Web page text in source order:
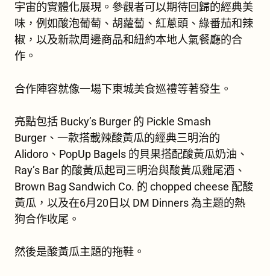
宇宙的實體化展現。參觀者可以期待回歸的經典美
味，例如酸泡葡萄、胡蘿蔔、紅蔥頭、綠番茄和辣
椒，以及新款周邊商品和紐約本地人氣餐廳的合
作。
合作陣容就像一場下東城美食巡禮等著發生。
亮點包括 Bucky’s Burger 的 Pickle Smash
Burger、一款搭載辣酸黃瓜的經典三明治的
Alidoro、PopUp Bagels 的貝果搭配酸黃瓜奶油、
Ray’s Bar 的酸黃瓜起司三明治與酸黃瓜雞尾酒、
Brown Bag Sandwich Co. 的 chopped cheese 配酸
黃瓜，以及在6月20日以 DM Dinners 為主題的熱
狗合作收尾。
然後是酸黃瓜主題的拖鞋。